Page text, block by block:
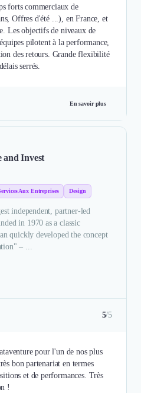
forts commerciaux de
Offres d'été ...), en France, et
Les objectifs de niveaux de
pilotent à la performance,
des retours. Grande flexibilité
serrés.
En savoir plus
and Invest
Aux Entreprises Design
independent, partner-led
in 1970 as a classic
quickly developed the concept
– ...
5/5
pour l'un de nos plus
bon partenariat en termes
et de performances. Très
!